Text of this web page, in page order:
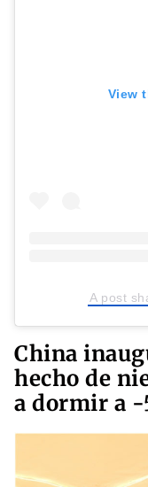
View
A post
China
hecho de
a dormir a -